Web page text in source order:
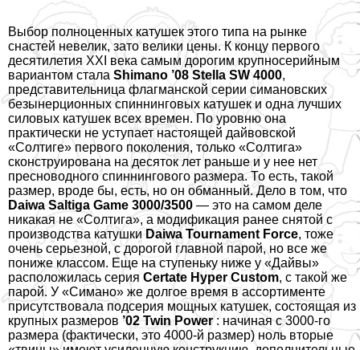
Выбор полноценных катушек этого типа на рынке
снастей невелик, зато велики цены. К концу первого
десятилетия XXI века самым дорогим крупносерийным
вариантом стала Shimano ’08 Stella SW 4000,
представительница флагманской серии симановских
безынерционных спиннинговых катушек и одна лучших
силовых катушек всех времен. По уровню она
пpaктически не уступает настоящей дайвовской
«Солтиге» первого поколения, только «Солтига»
сконструирована на десяток лет раньше и у нее нет
пресноводного спиннингового размера. То есть, такой
размер, вроде бы, есть, но он обманный. Дело в том, что
Daiwa Saltiga Game 3000/3500 — это на самом деле
никакая не «Солтига», а модификация ранее снятой с
производства катушки Daiwa Tournament Force, тоже
очень серьезной, с дорогой главной парой, но все же
пониже классом. Еще на ступеньку ниже у «Дайвы»
расположилась серия Certate Hyper Custom, с такой же
парой. У «Симано» же долгое время в ассортименте
присутствовала подсерия мощных катушек, состоящая из
крупных размеров ’02 Twin Power: начиная с 3000-го
размера (фактически, это 4000-й размер) ноль вторые